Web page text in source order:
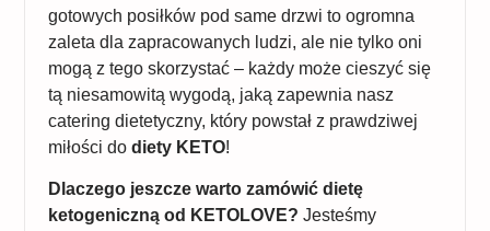
gotowych posiłków pod same drzwi to ogromna
zaleta dla zapracowanych ludzi, ale nie tylko oni
mogą z tego skorzystać – każdy może cieszyć się
tą niesamowitą wygodą, jaką zapewnia nasz
catering dietetyczny, który powstał z prawdziwej
miłości do diety KETO!
Dlaczego jeszcze warto zamówić dietę
ketogeniczną od KETOLOVE? Jesteśmy